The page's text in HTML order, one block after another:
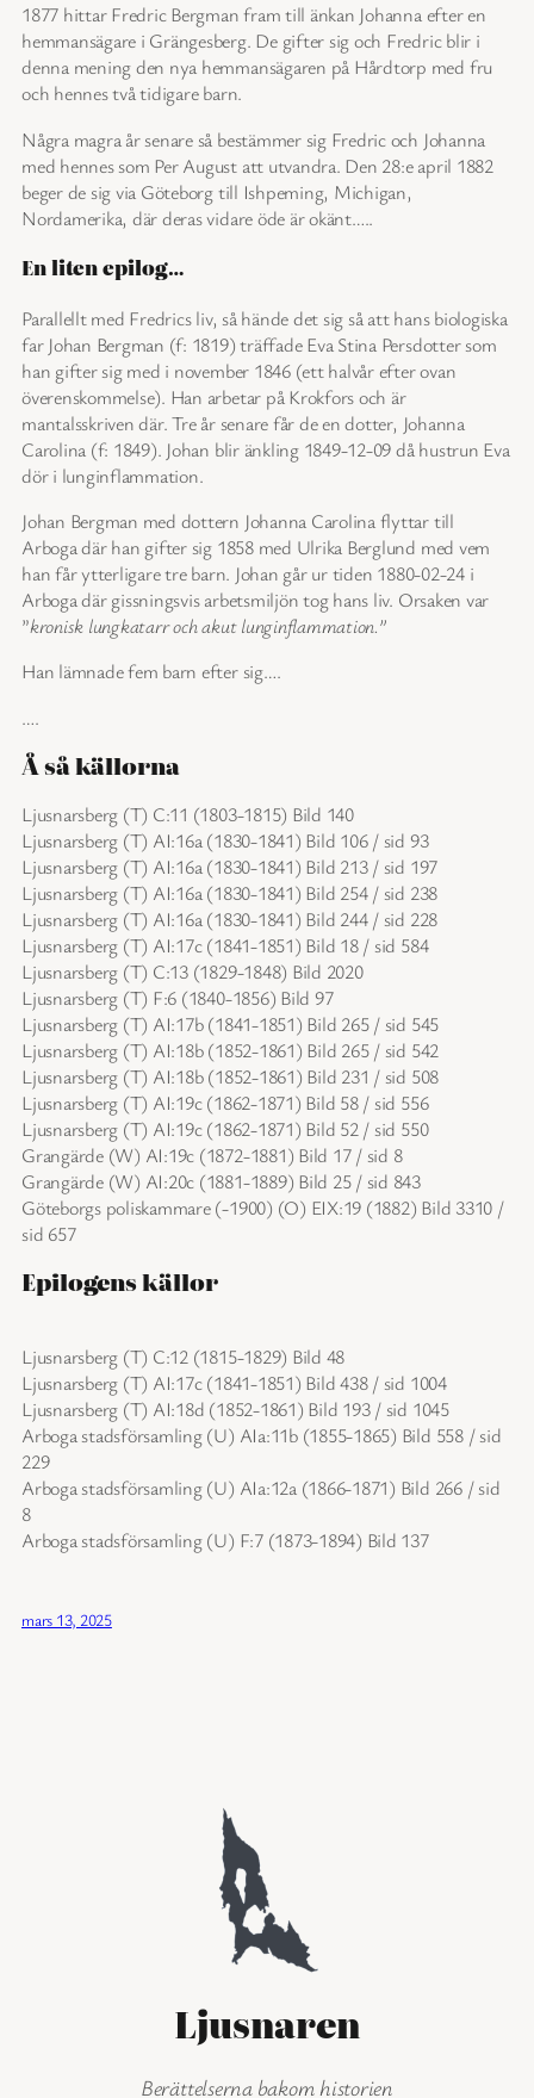
1877 hittar Fredric Bergman fram till änkan Johanna efter en
hemmansägare i Grängesberg. De gifter sig och Fredric blir i
denna mening den nya hemmansägaren på Hårdtorp med fru
och hennes två tidigare barn.
Några magra år senare så bestämmer sig Fredric och Johanna
med hennes som Per August att utvandra. Den 28:e april 1882
beger de sig via Göteborg till Ishpeming, Michigan,
Nordamerika, där deras vidare öde är okänt…..
En liten epilog…
Parallellt med Fredrics liv, så hände det sig så att hans biologiska
far Johan Bergman (f: 1819) träffade Eva Stina Persdotter som
han gifter sig med i november 1846 (ett halvår efter ovan
överenskommelse). Han arbetar på Krokfors och är
mantalsskriven där. Tre år senare får de en dotter, Johanna
Carolina (f: 1849). Johan blir änkling 1849-12-09 då hustrun Eva
dör i lunginflammation.
Johan Bergman med dottern Johanna Carolina flyttar till
Arboga där han gifter sig 1858 med Ulrika Berglund med vem
han får ytterligare tre barn. Johan går ur tiden 1880-02-24 i
Arboga där gissningsvis arbetsmiljön tog hans liv. Orsaken var
”kronisk lungkatarr och akut lunginflammation.”
Han lämnade fem barn efter sig….
….
Å så källorna
Ljusnarsberg (T) C:11 (1803-1815) Bild 140
Ljusnarsberg (T) AI:16a (1830-1841) Bild 106 / sid 93
Ljusnarsberg (T) AI:16a (1830-1841) Bild 213 / sid 197
Ljusnarsberg (T) AI:16a (1830-1841) Bild 254 / sid 238
Ljusnarsberg (T) AI:16a (1830-1841) Bild 244 / sid 228
Ljusnarsberg (T) AI:17c (1841-1851) Bild 18 / sid 584
Ljusnarsberg (T) C:13 (1829-1848) Bild 2020
Ljusnarsberg (T) F:6 (1840-1856) Bild 97
Ljusnarsberg (T) AI:17b (1841-1851) Bild 265 / sid 545
Ljusnarsberg (T) AI:18b (1852-1861) Bild 265 / sid 542
Ljusnarsberg (T) AI:18b (1852-1861) Bild 231 / sid 508
Ljusnarsberg (T) AI:19c (1862-1871) Bild 58 / sid 556
Ljusnarsberg (T) AI:19c (1862-1871) Bild 52 / sid 550
Grangärde (W) AI:19c (1872-1881) Bild 17 / sid 8
Grangärde (W) AI:20c (1881-1889) Bild 25 / sid 843
Göteborgs poliskammare (-1900) (O) EIX:19 (1882) Bild 3310 /
sid 657
Epilogens källor
Ljusnarsberg (T) C:12 (1815-1829) Bild 48
Ljusnarsberg (T) AI:17c (1841-1851) Bild 438 / sid 1004
Ljusnarsberg (T) AI:18d (1852-1861) Bild 193 / sid 1045
Arboga stadsförsamling (U) AIa:11b (1855-1865) Bild 558 / sid
229
Arboga stadsförsamling (U) AIa:12a (1866-1871) Bild 266 / sid
8
Arboga stadsförsamling (U) F:7 (1873-1894) Bild 137
mars 13, 2025
Ljusnaren
Berättelserna bakom historien